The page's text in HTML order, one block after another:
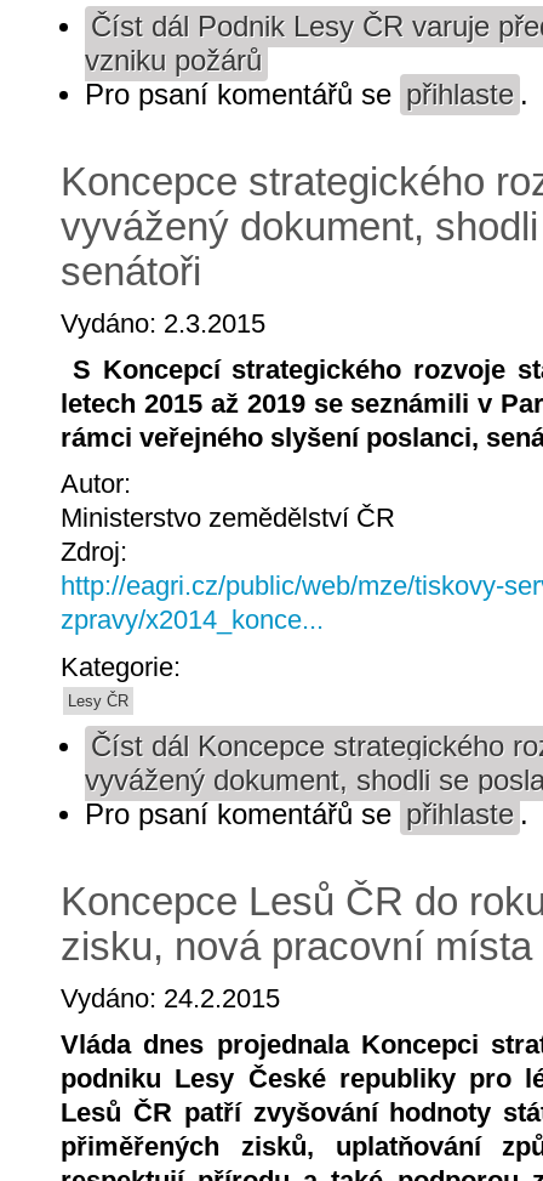
Číst dál Podnik Lesy ČR varuje
vzniku požárů
Pro psaní komentářů se přihlaste .
Koncepce strategického
vyvážený dokument,
senátoři
Vydáno: 2.3.2015
S Koncepcí strategického rozvoje
letech 2015 až 2019 se seznámili v
rámci veřejného slyšení poslanci,
Autor:
Ministerstvo zemědělství ČR
Zdroj:
http://eagri.cz/public/web/mze/tiskovy-
zpravy/x2014_konce...
Kategorie:
Lesy ČR
Číst dál Koncepce strategického
vyvážený dokument, shodli se
Pro psaní komentářů se přihlaste .
Koncepce Lesů ČR do
zisku, nová pracovní
Vydáno: 24.2.2015
Vláda dnes projednala Koncepci
podniku Lesy České republiky pro
Lesů ČR patří zvyšování hodnoty
přiměřených zisků, uplatňování